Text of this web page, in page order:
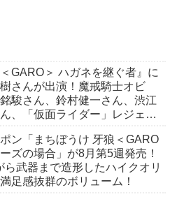
＜GARO＞ ハガネを継ぐ者』に
さんが出演！魔戒騎士オビ
駿さん、鈴村健一さん、渋江
、「仮面ライダー」レジェン
ン「まちぼうけ 牙狼＜GARO
ズの場合」が8月第5週発売！
ら武器まで造形したハイクオリ
足感抜群のボリューム！